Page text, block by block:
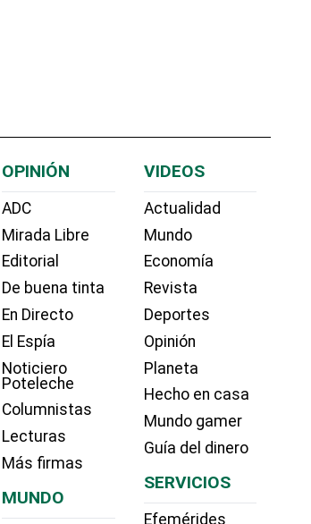
OPINIÓN
ADC
Mirada Libre
Editorial
De buena tinta
En Directo
El Espía
Noticiero
Poteleche
Columnistas
Lecturas
Más firmas
MUNDO
VIDEOS
Actualidad
Mundo
Economía
Revista
Deportes
Opinión
Planeta
Hecho en casa
Mundo gamer
Guía del dinero
SERVICIOS
Efemérides